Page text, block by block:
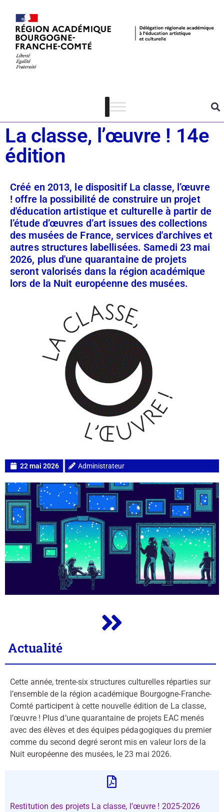
La classe, l’œuvre ! 14e
édition
Créé en 2013, le dispositif La classe, l’œuvre
! offre la possibilité de construire un projet
d'éducation artistique et culturelle à partir de
l’étude d’œuvres d’art issues des collections
des musées de France, services d'archives et
autres structures labellisées. Samedi 23 mai
2026, plus d'une quarantaine de projets
seront valorisés dans la région académique
lors de la Nuit européenne des musées.
22 mai 2026 Administrateur
Actualité
Cette année, trente-six structures culturelles réparties sur
l’ensemble de la région académique Bourgogne-Franche-
Comté participent à cette nouvelle édition de La classe,
l’œuvre ! Plus d’une quarantaine de projets EAC menés
avec des élèves et des équipes pédagogiques du premier
comme du second degré seront mis en valeur lors de la
Nuit européenne des musées, le 23 mai 2026.
Restitution des projets La classe, l’œuvre ! 2025-2026